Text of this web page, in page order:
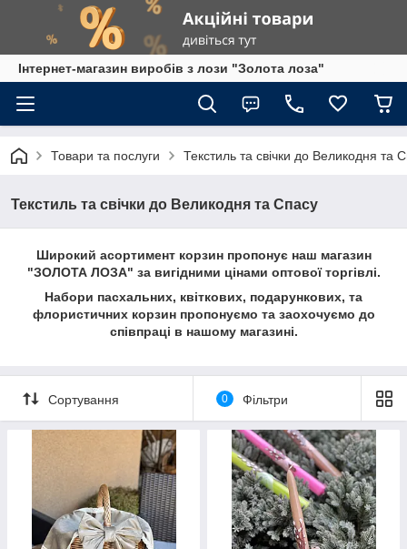
Інтернет-магазин виробів з лози "Золота лоза"
Товари та послуги Текстиль та свічки до Великодня та
Текстиль та свічки до Великодня та Спасу
Широкий асортимент корзин пропонує наш магазин
"ЗОЛОТА ЛОЗА" за вигідними цінами оптової торгівлі.
Набори пасхальних, квіткових, подарункових, та
флористичних корзин пропонуємо та заохочуємо до
співпраці в нашому магазині.
Сортування 0 Фільтри